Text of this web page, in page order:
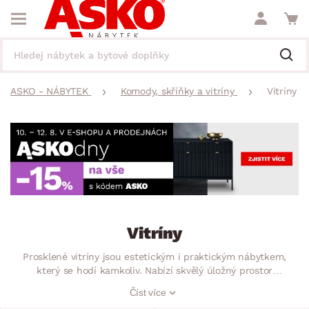
ASKO - NÁBYTEK Komody, skříňky a vitríny Vitríny
Vitríny
Prosklené vitríny jsou estetickým i praktickým nábytkem,
který se hodí kamkoliv. Nabízí skvělý úložný prostor
nádobí, vázy, svíčky, dekorace nebo třeba trofeje. Vystavit si
Číst více